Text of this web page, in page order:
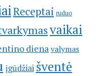
Receptai ruduo
vaikai
diena valymas
įgūdžiai šventė